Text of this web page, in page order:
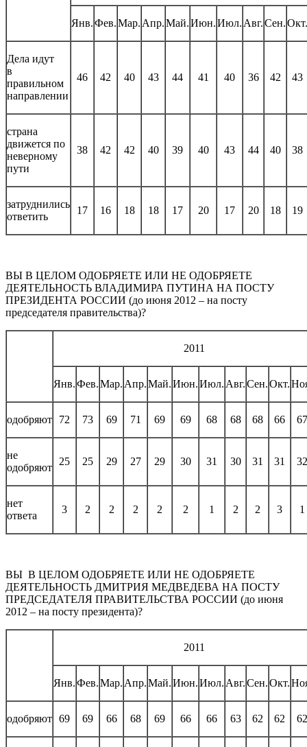
Янв.Фев.Мар. Апр.Май.Июн.Июл. Авг.Сен.Окт.
Дела идут
в
правильном
направлении
46 42 40 43 44 41 40 36 42 43
страна
движется по
неверному
пути
38 42 42 40 39 40 43 44 40 38
затруднились
ответить
17 16 18 18 17 20 17 20 18 19
ВЫ В ЦЕЛОМ ОДОБРЯЕТЕ ИЛИ НЕ ОДОБРЯЕТЕ
ДЕЯТЕЛЬНОСТЬ ВЛАДИМИРА ПУТИНА НА ПОСТУ
ПРЕЗИДЕНТА РОССИИ (до июня 2012 – на посту
председателя правительства)?
2011
Янв.Фев.Мар. Апр.Май.Июн.Июл. Авг.Сен.Окт.
одобряют 72 73 69 71 69 69 68 68 68 66 67
не
одобряют
25 25 29 27 29 30 31 30 31 31 32
нет
ответа
3 2 2 2 2 2 1 2 2 3 1
ВЫ В ЦЕЛОМ ОДОБРЯЕТЕ ИЛИ НЕ ОДОБРЯЕТЕ
ДЕЯТЕЛЬНОСТЬ ДМИТРИЯ МЕДВЕДЕВА НА ПОСТУ
ПРЕДСЕДАТЕЛЯ ПРАВИТЕЛЬСТВА РОССИИ (до июня
2012 – на посту президента)?
2011
Янв.Фев.Мар. Апр.Май.Июн.Июл. Авг.Сен.Окт.
одобряют 69 69 66 68 69 66 66 63 62 62 62